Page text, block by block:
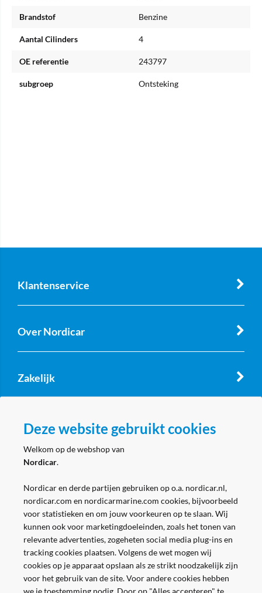
Brandstof Benzine
Aantal Cilinders 4
OE referentie 243797
subgroep Ontsteking
Klantenservice
Over Nordicar
Zakelijk
Volg ons
Deze website gebruikt cookies
Welkom op de webshop van
Nordicar.
Nordicar en derde partijen gebruiken op o.a. nordicar.nl,
nordicar.com en nordicarmarine.com cookies, bijvoorbeeld
voor statistieken en om jouw voorkeuren op te slaan. Wij
kunnen ook voor marketingdoeleinden, zoals het tonen van
relevante advertenties, zogeheten social media plug-ins en
tracking cookies plaatsen. Volgens de wet mogen wij
cookies op je apparaat opslaan als ze strikt noodzakelijk zijn
voor het gebruik van de site. Voor andere cookies hebben
we je toestemming nodig. Door op "Alles accepteren" te